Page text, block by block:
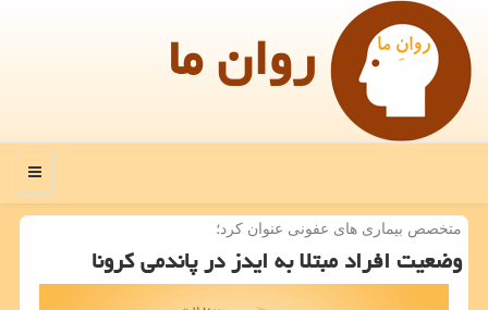
روان ما
منو
متخصص بیماری های عفونی عنوان كرد؛
وضعیت افراد مبتلا به ایدز در پاندمی كرونا